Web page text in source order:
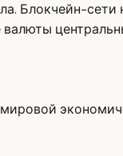
Блокчейн-сети
валюты